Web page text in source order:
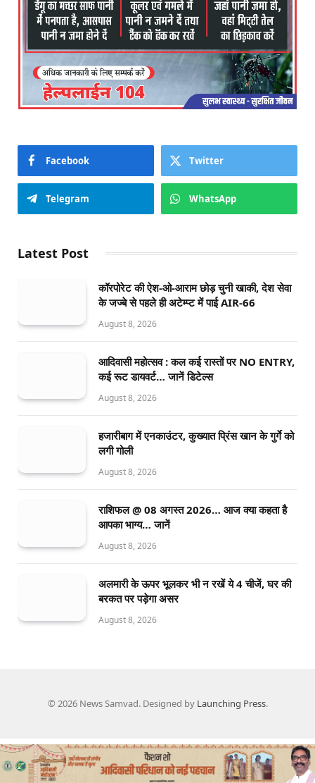
Facebook Twitter
Telegram WhatsApp
Latest Post
कॉरपोरेट की ऐश-ओ-आराम छोड़ चुनी खाकी, देश सेवा
के जज्बे से पहले ही अटेम्प्ट में पाई AIR-66
August 8, 2026
आदिवासी महोत्सव : कल कई रास्तों पर NO ENTRY,
कई रूट डायवर्ट… जानें डिटेल्स
August 8, 2026
हजारीबाग में एनकाउंटर, कुख्यात प्रिंस खान के गुर्गे को
लगी गोली
August 8, 2026
राशिफल @ 08 अगस्त 2026… आज क्या कहता है
आपका भाग्य… जानें
August 8, 2026
अलमारी के ऊपर भूलकर भी न रखें ये 4 चीजें, घर की
बरकत पर पड़ेगा असर
August 8, 2026
© 2026 News Samvad. Designed by Launching Press.